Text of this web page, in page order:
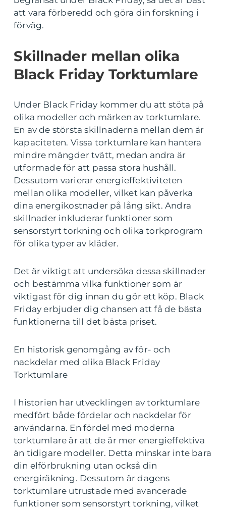
att vara förberedd och göra din forskning i
förväg.
Skillnader mellan olika
Black Friday Torktumlare
Under Black Friday kommer du att stöta på
olika modeller och märken av torktumlare.
En av de största skillnaderna mellan dem är
kapaciteten. Vissa torktumlare kan hantera
mindre mängder tvätt, medan andra är
utformade för att passa stora hushåll.
Dessutom varierar energieffektiviteten
mellan olika modeller, vilket kan påverka
dina energikostnader på lång sikt. Andra
skillnader inkluderar funktioner som
sensorstyrt torkning och olika torkprogram
för olika typer av kläder.
Det är viktigt att undersöka dessa skillnader
och bestämma vilka funktioner som är
viktigast för dig innan du gör ett köp. Black
Friday erbjuder dig chansen att få de bästa
funktionerna till det bästa priset.
En historisk genomgång av för- och
nackdelar med olika Black Friday
Torktumlare
I historien har utvecklingen av torktumlare
medfört både fördelar och nackdelar för
användarna. En fördel med moderna
torktumlare är att de är mer energieffektiva
än tidigare modeller. Detta minskar inte bara
din elförbrukning utan också din
energiräkning. Dessutom är dagens
torktumlare utrustade med avancerade
funktioner som sensorstyrt torkning, vilket